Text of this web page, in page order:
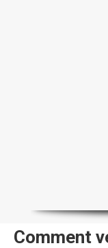
Comment